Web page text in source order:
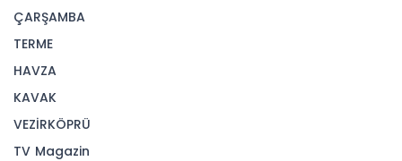
ÇARŞAMBA
TERME
HAVZA
KAVAK
VEZİRKÖPRÜ
TV Magazin